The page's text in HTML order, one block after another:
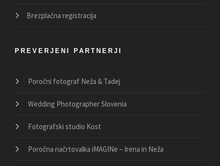
Brezplačna registracija
PREVERJENI PARTNERJI
Poročni fotograf Neža & Tadej
Wedding Photographer Slovenia
Fotografski studio Kost
Poročna načrtovalka iMAGINe – Irena in Neža